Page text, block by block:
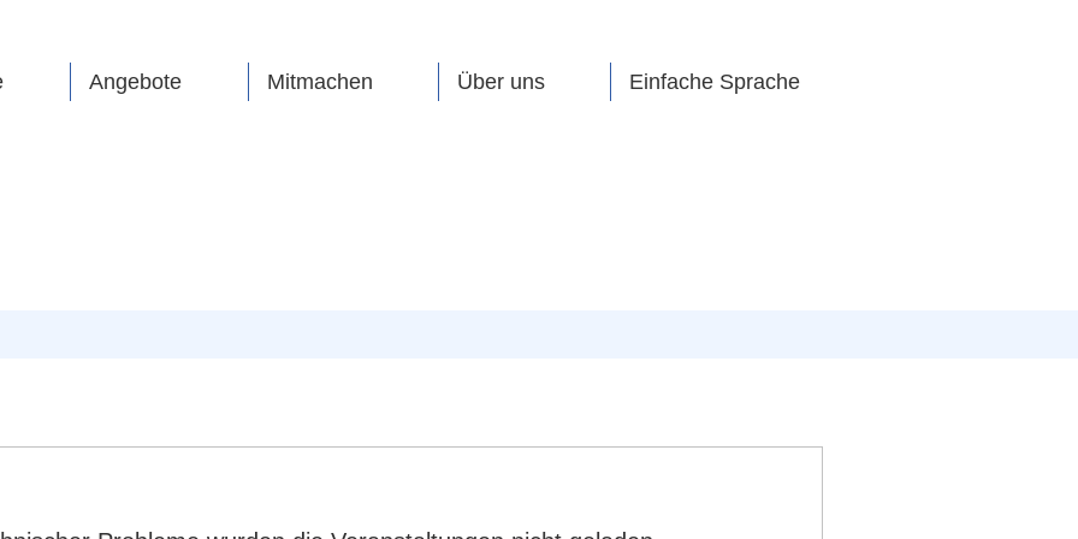
Angebote Mitmachen Über uns Einfache Sprache